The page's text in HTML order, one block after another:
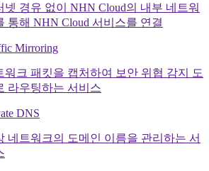
넷 경유 없이 NHN Cloud의 내부 네트워
통해 NHN Cloud 서비스를 연결
Mirroring
워크 패킷을 캡처하여 보안 위협 감지 도
라우팅하는 서비스
DNS
네트워크의 도메인 이름을 관리하는 서